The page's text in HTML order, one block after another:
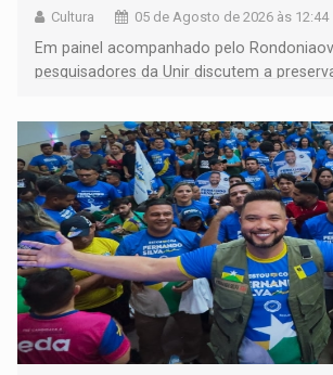
Cultura 05 de Agosto de 2026 às 12:44
Em painel acompanhado pelo
pesquisadores da Unir discutem a
memória como bússola para o futuro